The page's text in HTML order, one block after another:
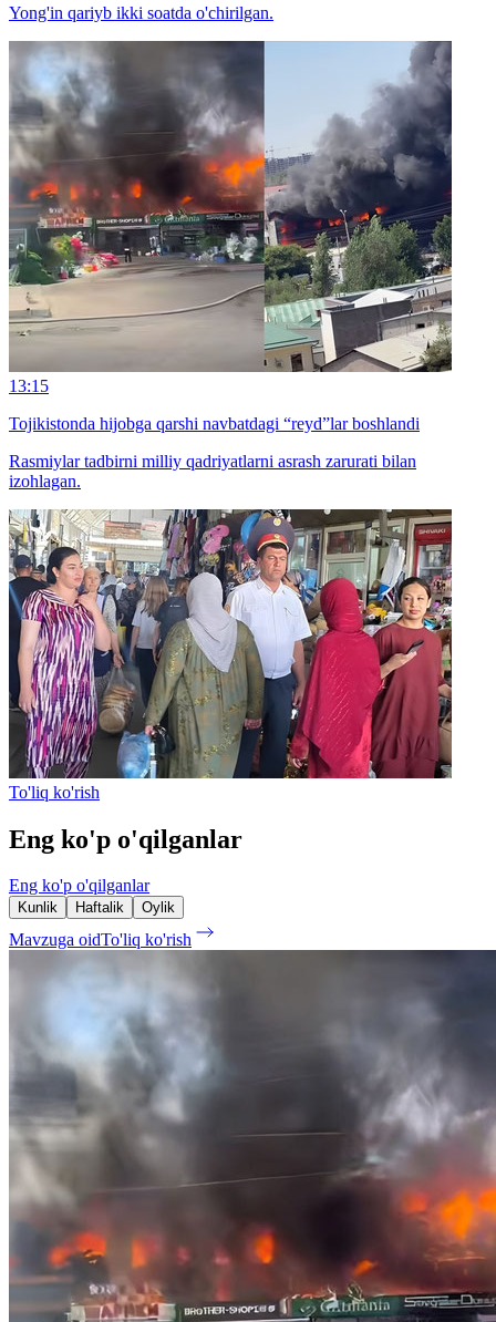
Yong'in qariyb ikki soatda o'chirilgan.
13:15
Tojikistonda hijobga qarshi navbatdagi “reyd”lar boshlandi
Rasmiylar tadbirni milliy qadriyatlarni asrash zarurati bilan
izohlagan.
To'liq ko'rish
Eng ko'p o'qilganlar
Eng ko'p o'qilganlar
Kunlik Haftalik Oylik
Mavzuga oidTo'liq ko'rish